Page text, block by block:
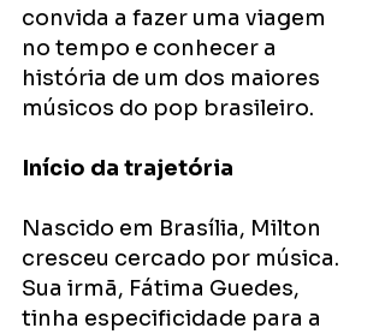
convida a fazer uma viagem
no tempo e conhecer a
história de um dos maiores
músicos do pop brasileiro.
Início da trajetória
Nascido em Brasília, Milton
cresceu cercado por música.
Sua irmã, Fátima Guedes,
tinha especificidade para a